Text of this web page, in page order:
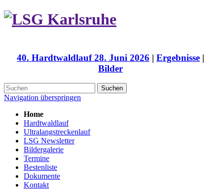
40. Hardtwaldlauf 28. Juni 2026 | Ergebnisse |
Bilder
Suchen
Navigation überspringen
Home
Hardtwaldlauf
Ultralangstreckenlauf
LSG Newsletter
Bildergalerie
Termine
Bestenliste
Dokumente
Kontakt